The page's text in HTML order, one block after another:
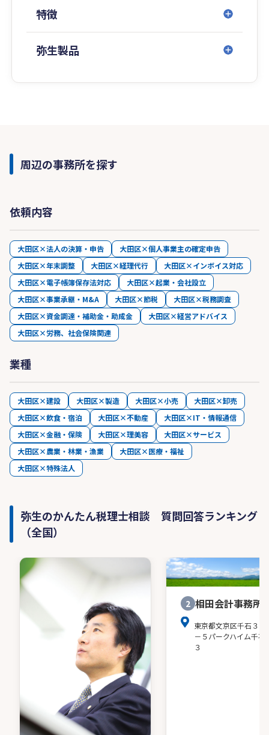
特徴
弥生製品
周辺の事務所を探す
依頼内容
大田区×法人の決算・申告
大田区×個人事業主の確定申告
大田区×年末調整
大田区×経理代行
大田区×インボイス対応
大田区×電子帳簿保存法対応
大田区×起業・会社設立
大田区×事業承継・M&A
大田区×節税
大田区×税務調査
大田区×資金調達・補助金・助成金
大田区×経営アドバイス
大田区×労務、社会保険関連
業種
大田区×建設 大田区×製造 大田区×小売
大田区×卸売
大田区×飲食・宿泊
大田区×不動産
大田区×IT・情報通信
大田区×金融・保険
大田区×理美容
大田区×サービス
大田区×農業・林業・漁業
大田区×医療・福祉
大田区×特殊法人
弥生のかんたん税理士相談 質問回答ランキング
（全国）
2 相田会計事務所
東京都文京区千石３－
－５パークハイム千石
３